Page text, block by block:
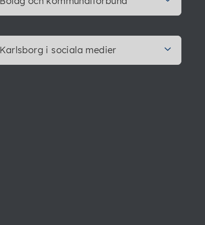
Karlsborg i sociala medier